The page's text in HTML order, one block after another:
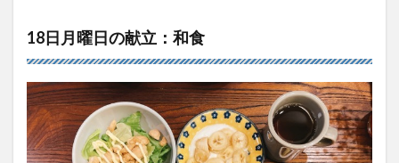
18日月曜日の献立：和食